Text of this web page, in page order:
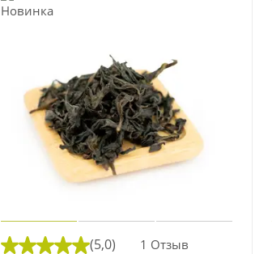
(5,0) 1 Отзыв